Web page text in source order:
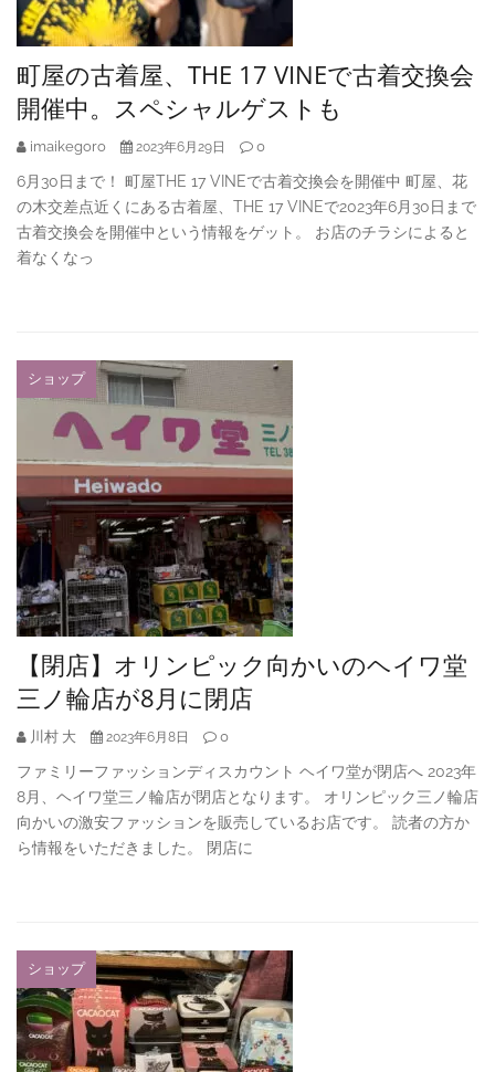
町屋の古着屋、THE 17 VINEで古着交換会
開催中。スペシャルゲストも
imaikegoro 2023年6月29日 0
6月30日まで！ 町屋THE 17 VINEで古着交換会を開催中 町屋、花
の木交差点近くにある古着屋、THE 17 VINEで2023年6月30日まで
古着交換会を開催中という情報をゲット。 お店のチラシによると
着なくなっ
ショップ
【閉店】オリンピック向かいのヘイワ堂
三ノ輪店が8月に閉店
川村 大 2023年6月8日 0
ファミリーファッションディスカウント ヘイワ堂が閉店へ 2023年
8月、ヘイワ堂三ノ輪店が閉店となります。 オリンピック三ノ輪店
向かいの激安ファッションを販売しているお店です。 読者の方か
ら情報をいただきました。 閉店に
ショップ